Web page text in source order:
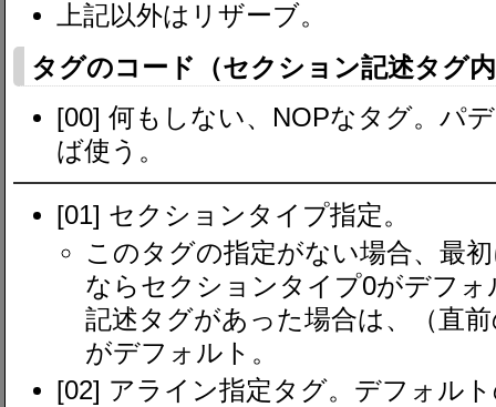
上記以外はリザーブ。
タグのコード（セクション記述タグ
[00] 何もしない、NOPなタグ。パ
ば使う。
[01] セクションタイプ指定。
このタグの指定がない場合、最
ならセクションタイプ0がデフ
記述タグがあった場合は、（直
がデフォルト。
[02] アライン指定タグ。デフォル